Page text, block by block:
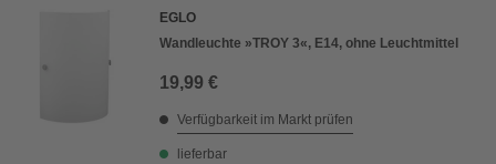
EGLO
Wandleuchte »TROY 3«, E14, ohne Leuchtmittel
19,99 €
Verfügbarkeit im Markt prüfen
lieferbar